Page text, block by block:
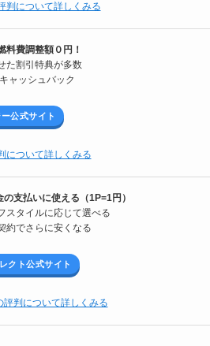
判について詳しくみる
料費調整額０円！
た割引特典が多数
ャッシュバック
公式サイト
について詳しくみる
支払いに使える（1P=1円）
スタイルに応じて選べる
約でさらに安くなる
クト公式サイト
判について詳しくみる